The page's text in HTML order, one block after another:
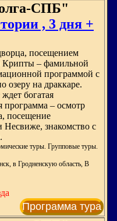
СПБ"
, 3 дня +
посещением
Крипты – фамильной
программой с
озеру на драккаре.
богатая
программа – осмотр
посещение
знакомство с
туры. Групповые туры.
в Гродненскую область, В
Программа тура